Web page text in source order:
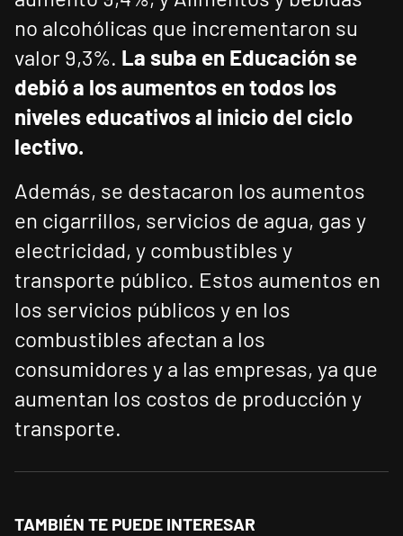
no alcohólicas que incrementaron su
valor 9,3%. La suba en Educación se
debió a los aumentos en todos los
niveles educativos al inicio del ciclo
lectivo.
Además, se destacaron los aumentos
en cigarrillos, servicios de agua, gas y
electricidad, y combustibles y
transporte público. Estos aumentos en
los servicios públicos y en los
combustibles afectan a los
consumidores y a las empresas, ya que
aumentan los costos de producción y
transporte.
TAMBIÉN TE PUEDE INTERESAR